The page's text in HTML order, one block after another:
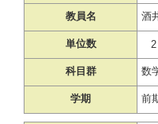
教員名 酒
単位数 2
科目群 数
学期 前